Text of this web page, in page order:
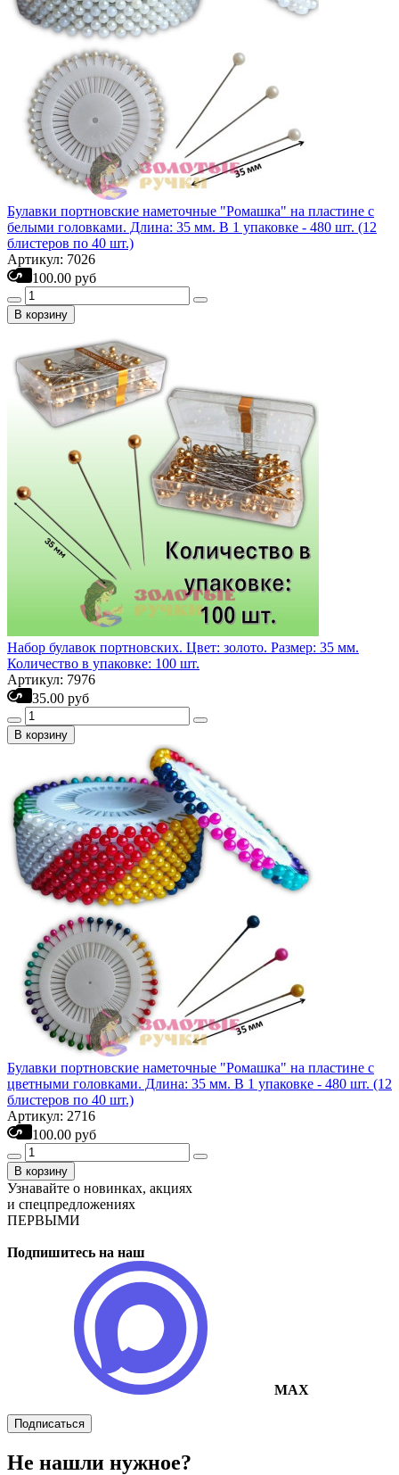
Булавки портновские наметочные "Ромашка" на пластине с
белыми головками. Длина: 35 мм. В 1 упаковке - 480 шт. (12
блистеров по 40 шт.)
Артикул: 7026
100.00 руб
В корзину
Набор булавок портновских. Цвет: золото. Размер: 35 мм.
Количество в упаковке: 100 шт.
Артикул: 7976
35.00 руб
В корзину
Булавки портновские наметочные "Ромашка" на пластине с
цветными головками. Длина: 35 мм. В 1 упаковке - 480 шт. (12
блистеров по 40 шт.)
Артикул: 2716
100.00 руб
В корзину
Узнавайте о новинках, акциях
и спецпредложениях
ПЕРВЫМИ
Подпишитесь на наш
MAX
Подписаться
Не нашли нужное?